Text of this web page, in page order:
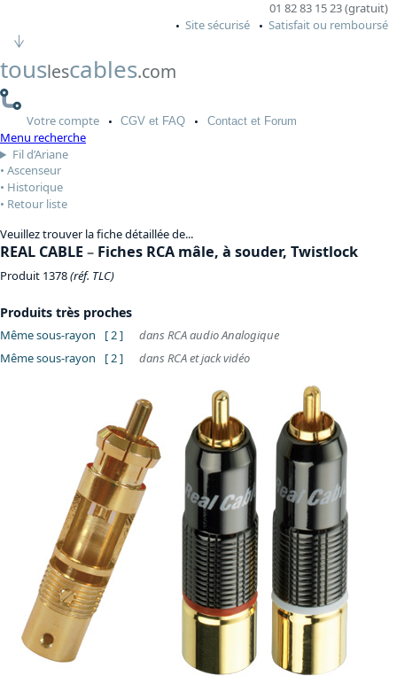
01 82 83 15 23 (gratuit)
Site sécurisé
Satisfait ou remboursé
touslescables.com
Votrecompte CGV et FAQ Contactet Forum
Menu recherche
Fil d’Ariane
Ascenseur
Historique
Retour liste
Veuillez trouver la fiche détaillée de...
REAL CABLE– Fiches RCA mâle, à souder, Twistlock
Produit 1378(réf. TLC)
Produits très proches
Même sous-rayon [ 2 ]
dans RCA audio Analogique
Même sous-rayon
[ 2 ] dans RCA et jack vidéo